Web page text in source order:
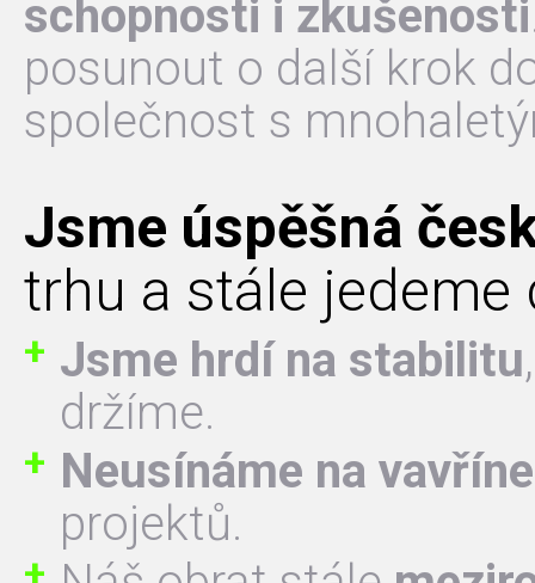
schopnosti i zkušenosti
posunout o další krok
společnost s
Jsme úspěšná
trhu a stále jedeme
Jsme hrdí na stabilitu
držíme.
Neusínáme na
projektů.